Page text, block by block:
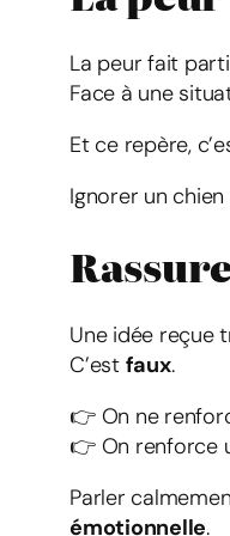
La peur fait
Face à une
Et ce repère,
Ignorer un
Une idée reçue
C’est faux.
👉 On ne
👉 On renforce
Parler
émotionnelle.